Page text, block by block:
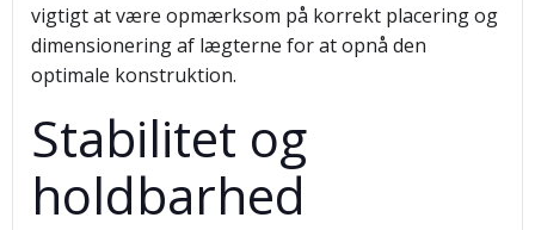
vigtigt at være opmærksom på korrekt placering og
dimensionering af lægterne for at opnå den
optimale konstruktion.
Stabilitet og
holdbarhed